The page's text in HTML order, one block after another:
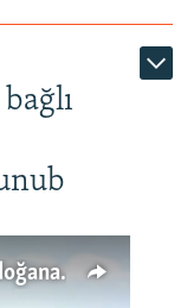
Türkiyənin dönüş nöqtəsi, ya Ərdoğana üçüncü şans: PKK ilə qəfil barışıq nə deməkdir?